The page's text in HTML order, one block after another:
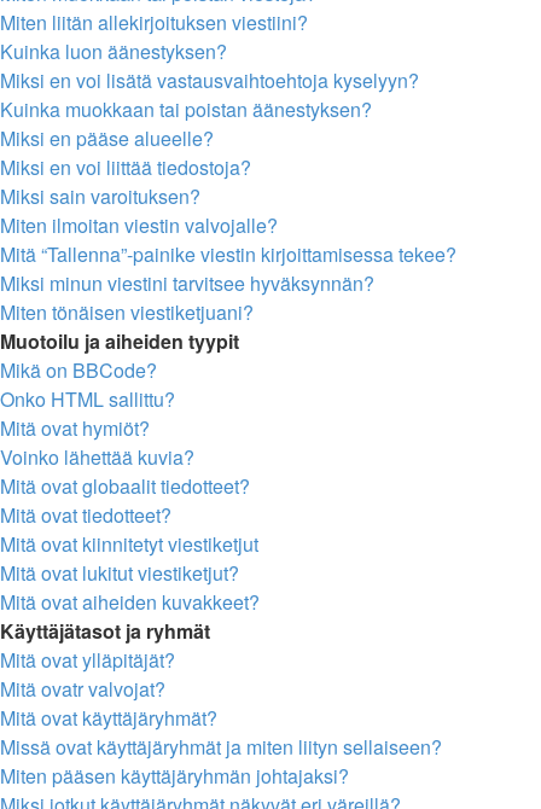
Miten liitän allekirjoituksen viestiini?
Kuinka luon äänestyksen?
Miksi en voi lisätä vastausvaihtoehtoja kyselyyn?
Kuinka muokkaan tai poistan äänestyksen?
Miksi en pääse alueelle?
Miksi en voi liittää tiedostoja?
Miksi sain varoituksen?
Miten ilmoitan viestin valvojalle?
Mitä “Tallenna”-painike viestin kirjoittamisessa tekee?
Miksi minun viestini tarvitsee hyväksynnän?
Miten tönäisen viestiketjuani?
Muotoilu ja aiheiden tyypit
Mikä on BBCode?
Onko HTML sallittu?
Mitä ovat hymiöt?
Voinko lähettää kuvia?
Mitä ovat globaalit tiedotteet?
Mitä ovat tiedotteet?
Mitä ovat kiinnitetyt viestiketjut
Mitä ovat lukitut viestiketjut?
Mitä ovat aiheiden kuvakkeet?
Käyttäjätasot ja ryhmät
Mitä ovat ylläpitäjät?
Mitä ovatr valvojat?
Mitä ovat käyttäjäryhmät?
Missä ovat käyttäjäryhmät ja miten liityn sellaiseen?
Miten pääsen käyttäjäryhmän johtajaksi?